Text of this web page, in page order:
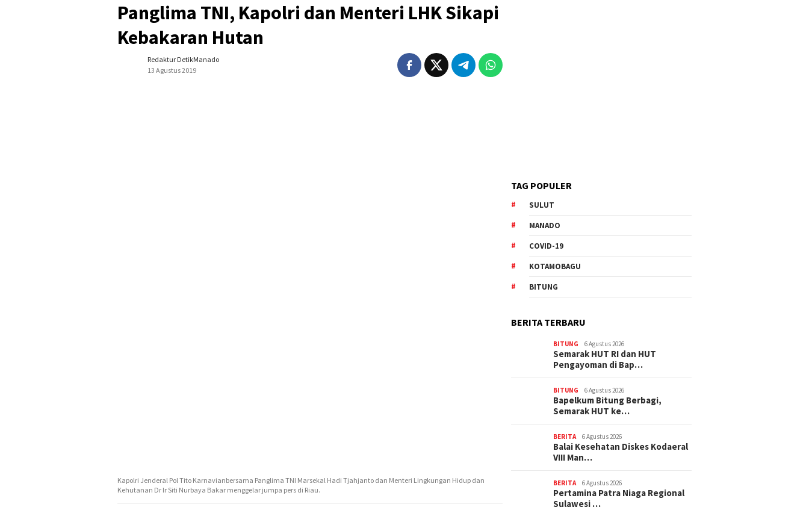
Panglima TNI, Kapolri dan Menteri LHK Sikapi
Kebakaran Hutan
Redaktur DetikManado
13 Agustus 2019
Kapolri Jenderal Pol Tito Karnavianbersama Panglima TNI Marsekal Hadi Tjahjanto dan Menteri Lingkungan Hidup dan
Kehutanan Dr Ir Siti Nurbaya Bakar menggelar jumpa pers di Riau.
TAG POPULER
SULUT
MANADO
COVID-19
KOTAMOBAGU
BITUNG
BERITA TERBARU
BITUNG 6 Agustus 2026
Semarak HUT RI dan HUT
Pengayoman di Bap…
BITUNG 6 Agustus 2026
‎Bapelkum Bitung Berbagi,
Semarak HUT ke…
BERITA 6 Agustus 2026
Balai Kesehatan Diskes Kodaeral
VIII Man…
BERITA 6 Agustus 2026
Pertamina Patra Niaga Regional
Sulawesi …